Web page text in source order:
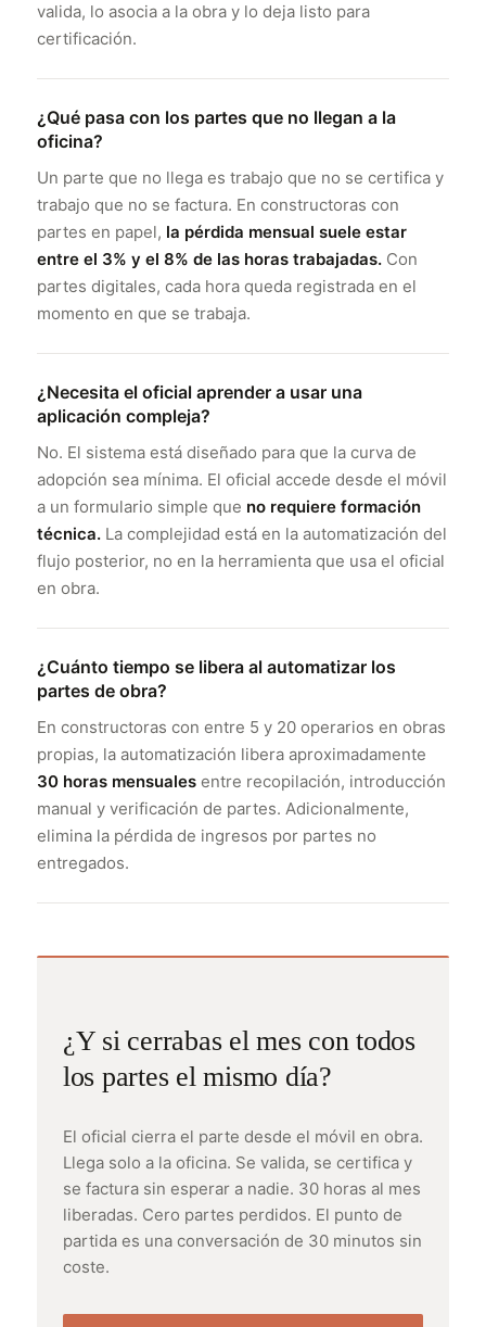
valida, lo asocia a la obra y lo deja listo para
certificación.
¿Qué pasa con los partes que no llegan a la
oficina?
Un parte que no llega es trabajo que no se certifica y
trabajo que no se factura. En constructoras con
partes en papel, la pérdida mensual suele estar
entre el 3% y el 8% de las horas trabajadas. Con
partes digitales, cada hora queda registrada en el
momento en que se trabaja.
¿Necesita el oficial aprender a usar una
aplicación compleja?
No. El sistema está diseñado para que la curva de
adopción sea mínima. El oficial accede desde el móvil
a un formulario simple que no requiere formación
técnica. La complejidad está en la automatización del
flujo posterior, no en la herramienta que usa el oficial
en obra.
¿Cuánto tiempo se libera al automatizar los
partes de obra?
En constructoras con entre 5 y 20 operarios en obras
propias, la automatización libera aproximadamente
30 horas mensuales entre recopilación, introducción
manual y verificación de partes. Adicionalmente,
elimina la pérdida de ingresos por partes no
entregados.
¿Y si cerrabas el mes con todos
los partes el mismo día?
El oficial cierra el parte desde el móvil en obra.
Llega solo a la oficina. Se valida, se certifica y
se factura sin esperar a nadie. 30 horas al mes
liberadas. Cero partes perdidos. El punto de
partida es una conversación de 30 minutos sin
coste.